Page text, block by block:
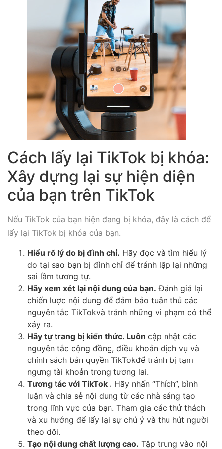
Cách lấy lại TikTok bị khóa:
Xây dựng lại sự hiện diện
của bạn trên TikTok
Nếu TikTok của bạn hiện đang bị khóa, đây là cách để
lấy lại TikTok bị khóa của bạn.
Hiểu rõ lý do bị đình chỉ. Hãy đọc và tìm hiểu lý
do tại sao bạn bị đình chỉ để tránh lặp lại những
sai lầm tương tự.
Hãy xem xét lại nội dung của bạn. Đánh giá lại
chiến lược nội dung để đảm bảo tuân thủ các
nguyên tắc TikTokvà tránh những vi phạm có thể
xảy ra.
Hãy tự trang bị kiến thức. Luôn cập nhật các
nguyên tắc cộng đồng, điều khoản dịch vụ và
chính sách bản quyền TikTokđể tránh bị tạm
ngưng tài khoản trong tương lai.
Tương tác với TikTok . Hãy nhấn “Thích”, bình
luận và chia sẻ nội dung từ các nhà sáng tạo
trong lĩnh vực của bạn. Tham gia các thử thách
và xu hướng để lấy lại sự chú ý và thu hút người
theo dõi.
Tạo nội dung chất lượng cao. Tập trung vào nội